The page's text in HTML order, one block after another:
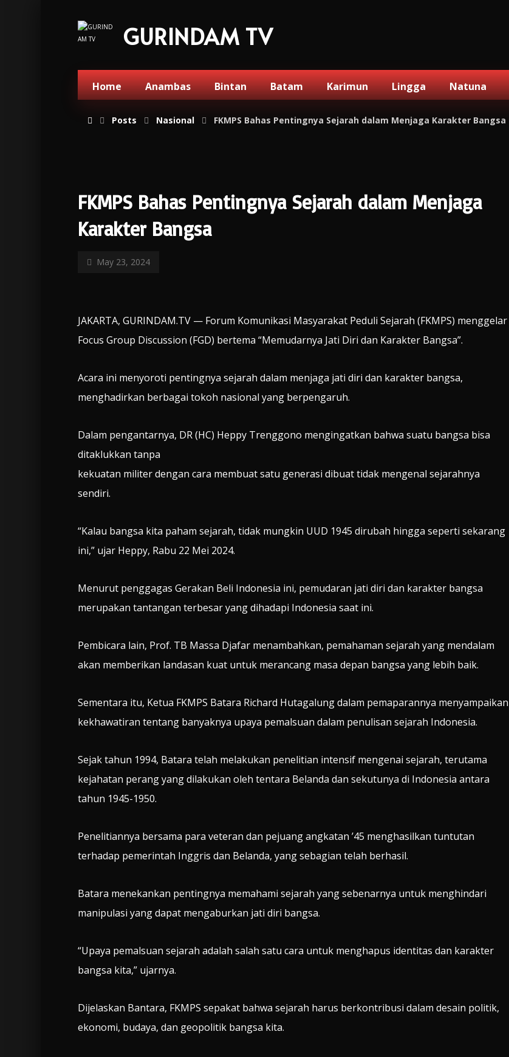
GURINDAM TV
Home Anambas Bintan Batam Karimun Lingga Natuna
Posts Nasional FKMPS Bahas Pentingnya Sejarah dalam Menjaga Karakter Bangsa
FKMPS Bahas Pentingnya Sejarah dalam Menjaga
Karakter Bangsa
May 23, 2024
JAKARTA, GURINDAM.TV — Forum Komunikasi Masyarakat Peduli Sejarah (FKMPS) menggelar
Focus Group Discussion (FGD) bertema “Memudarnya Jati Diri dan Karakter Bangsa”.
Acara ini menyoroti pentingnya sejarah dalam menjaga jati diri dan karakter bangsa,
menghadirkan berbagai tokoh nasional yang berpengaruh.
Dalam pengantarnya, DR (HC) Heppy Trenggono mengingatkan bahwa suatu bangsa bisa
ditaklukkan tanpa
kekuatan militer dengan cara membuat satu generasi dibuat tidak mengenal sejarahnya
sendiri.
“Kalau bangsa kita paham sejarah, tidak mungkin UUD 1945 dirubah hingga seperti sekarang
ini,” ujar Heppy, Rabu 22 Mei 2024.
Menurut penggagas Gerakan Beli Indonesia ini, pemudaran jati diri dan karakter bangsa
merupakan tantangan terbesar yang dihadapi Indonesia saat ini.
Pembicara lain, Prof. TB Massa Djafar menambahkan, pemahaman sejarah yang mendalam
akan memberikan landasan kuat untuk merancang masa depan bangsa yang lebih baik.
Sementara itu, Ketua FKMPS Batara Richard Hutagalung dalam pemaparannya menyampaikan
kekhawatiran tentang banyaknya upaya pemalsuan dalam penulisan sejarah Indonesia.
Sejak tahun 1994, Batara telah melakukan penelitian intensif mengenai sejarah, terutama
kejahatan perang yang dilakukan oleh tentara Belanda dan sekutunya di Indonesia antara
tahun 1945-1950.
Penelitiannya bersama para veteran dan pejuang angkatan ’45 menghasilkan tuntutan
terhadap pemerintah Inggris dan Belanda, yang sebagian telah berhasil.
Batara menekankan pentingnya memahami sejarah yang sebenarnya untuk menghindari
manipulasi yang dapat mengaburkan jati diri bangsa.
“Upaya pemalsuan sejarah adalah salah satu cara untuk menghapus identitas dan karakter
bangsa kita,” ujarnya.
Dijelaskan Bantara, FKMPS sepakat bahwa sejarah harus berkontribusi dalam desain politik,
ekonomi, budaya, dan geopolitik bangsa kita.